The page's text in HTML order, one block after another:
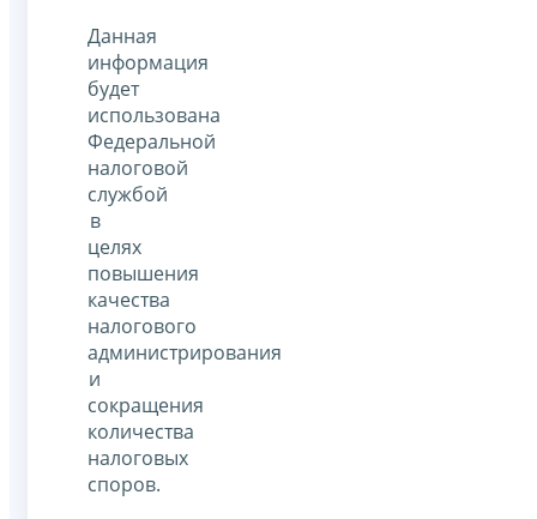
Данная
информация
будет
использована
Федеральной
налоговой
службой
в
целях
повышения
качества
налогового
администрирования
и
сокращения
количества
налоговых
споров.